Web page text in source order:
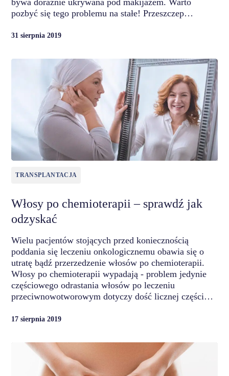
pozbyć się tego problemu na stałe! Przeszczep…
31 sierpnia 2019
TRANSPLANTACJA
Włosy po chemioterapii – sprawdź jak
odzyskać
Wielu pacjentów stojących przed koniecznością
poddania się leczeniu onkologicznemu obawia się o
utratę bądź przerzedzenie włosów po chemioterapii.
Włosy po chemioterapii wypadają - problem jedynie
częściowego odrastania włosów po leczeniu
przeciwnowotworowym dotyczy dość licznej części…
17 sierpnia 2019